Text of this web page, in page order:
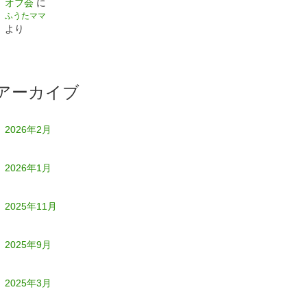
オフ会 に
ふうたママ
より
ーカイブ
2026年2月
2026年1月
2025年11月
2025年9月
2025年3月